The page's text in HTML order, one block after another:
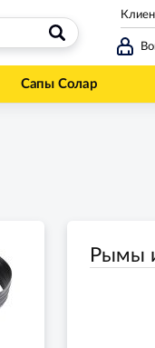
Сапы Солар
Рымы